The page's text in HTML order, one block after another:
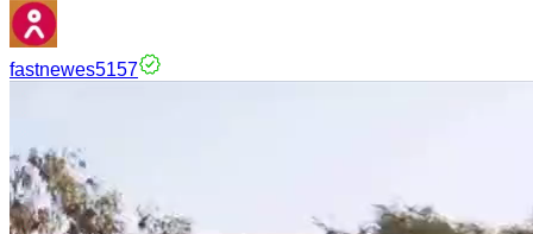
fastnewes5157